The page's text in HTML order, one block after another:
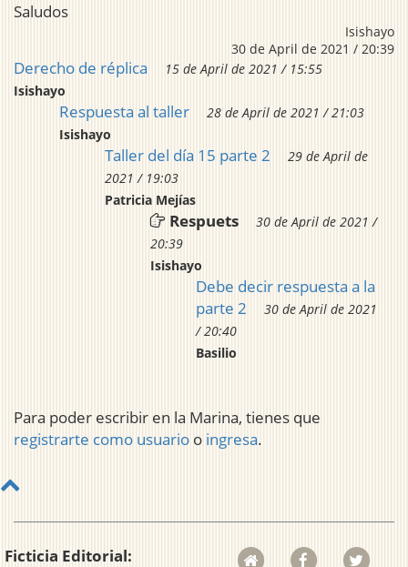
Saludos
Isishayo
30 de April de 2021 / 20:39
Derecho de réplica
15 de April de 2021 / 15:55
Isishayo
Respuesta al taller
28 de April de 2021 / 21:03
Isishayo
Taller del día 15 parte 2
29 de April de
2021 / 19:03
Patricia Mejías
Respuets
30 de April de 2021 /
20:39
Isishayo
Debe decir respuesta a la
parte 2
30 de April de 2021
/ 20:40
Basilio
Para poder escribir en la Marina, tienes que
registrarte como usuario o ingresa.
Ficticia Editorial: